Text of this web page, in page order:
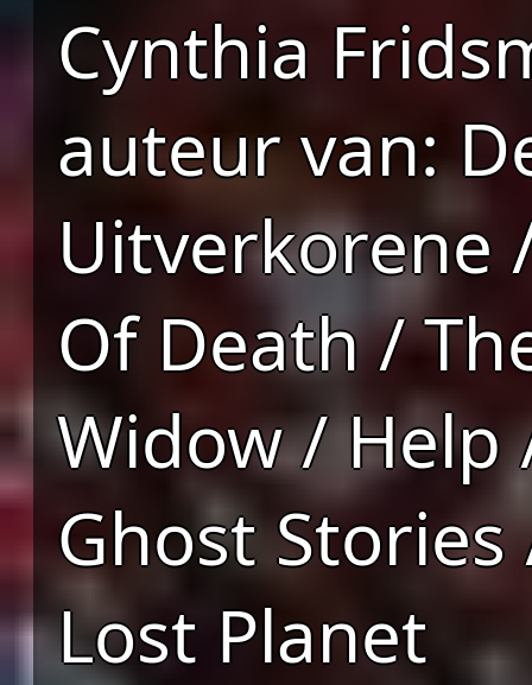
Cynthia
auteur van:
Uitverkorene
Of Death /
Widow / Help
Ghost Stories
Lost Planet